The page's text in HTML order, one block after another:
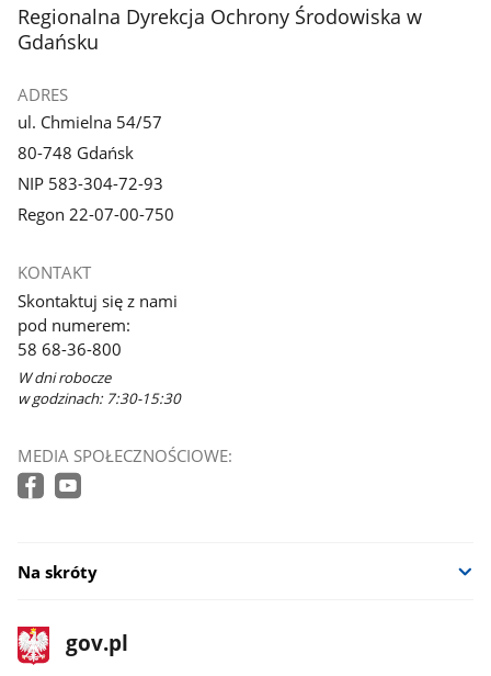
stopka
Regionalna Dyrekcja Ochrony Środowiska w
Gdańsku
ADRES
ul. Chmielna 54/57
80-748 Gdańsk
NIP 583-304-72-93
Regon 22-07-00-750
KONTAKT
Skontaktuj się z nami
pod numerem:
58 68-36-800
W dni robocze
w godzinach: 7:30-15:30
MEDIA SPOŁECZNOŚCIOWE:
Na skróty
stopka
gov.pl
Strona
gov.pl